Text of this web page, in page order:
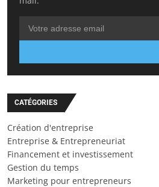
CATÉGORIES
Création d'entreprise
Entreprise & Entrepreneuriat
Financement et investissement
Gestion du temps
Marketing pour entrepreneurs